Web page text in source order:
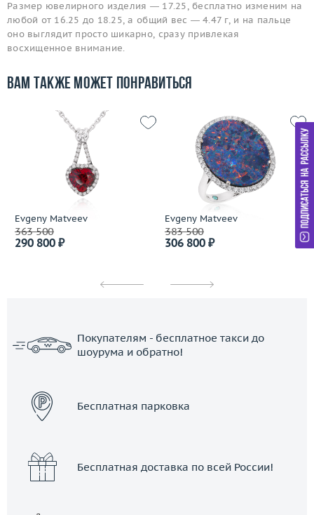
Размер ювелирного изделия — 17.25, бесплатно изменим на
любой от 16.25 до 18.25, а общий вес — 4.47 г, и на пальце
оно выглядит просто шикарно, сразу привлекая
восхищенное внимание.
Вам также может понравиться
Evgeny Matveev
363 500
290 800 ₽
Evgeny Matveev
383 500
306 800 ₽
Покупателям - бесплатное такси до
шоурума и обратно!
Бесплатная парковка
Бесплатная доставка по всей России!